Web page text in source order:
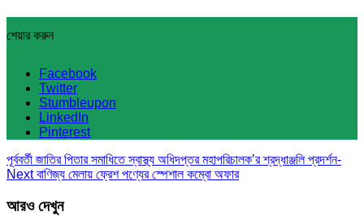
শেয়ার করুন
Facebook
Twitter
Stumbleupon
LinkedIn
Pinterest
পূর্ববর্তী জাতির পিতার সমাধিতে স্বাস্থ্য অধিদপ্তর মহাপরিচালক’র শ্রদ্ধাঞ্জলি প্রদর্শন-
Nextবাণিজ্য মেলায় ফ্রেশ পণ্যের স্পেশাল কম্বো অফার
আরও দেখুন